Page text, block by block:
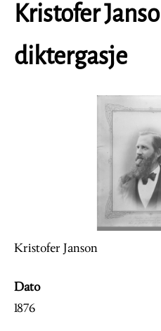
Kristofer
diktergasje
Kristofer Janson
Dato
1876